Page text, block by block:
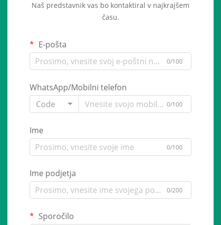
Naš predstavnik vas bo kontaktiral v najkrajšem
času.
E-pošta
0/100
WhatsApp/Mobilni telefon
Code
0/100
Ime
0/100
Ime podjetja
0/200
Sporočilo